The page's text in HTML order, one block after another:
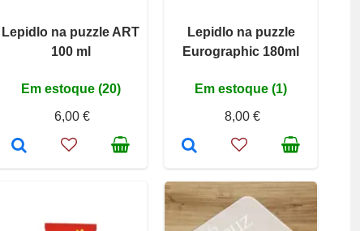
Lepidlo na puzzle ART
100 ml
Em estoque (20)
6,00 €
Lepidlo na puzzle
Eurographic 180ml
Em estoque (1)
8,00 €